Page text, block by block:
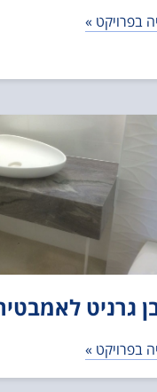
בפרויקט »
גרניט
בפרויקט »